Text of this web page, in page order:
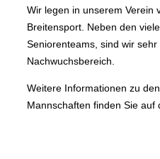
Wir legen in unserem Verein
Breitensport. Neben den
Seniorenteams, sind wir
Nachwuchsbereich.
Weitere Informationen zu
Mannschaften finden Sie auf